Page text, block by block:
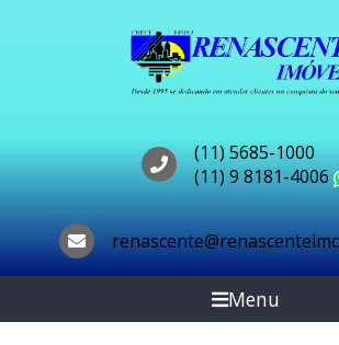
(11) 5685-1000
(11) 9 8181-4006
Menu